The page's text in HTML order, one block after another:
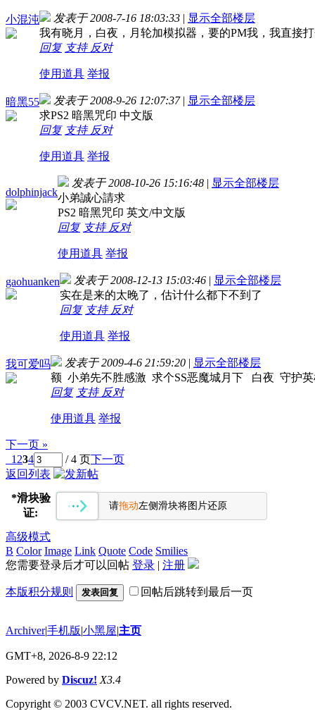
小混沌 发表于 2008-7-16 18:03:33 | 显示全部楼层
我有晓月，白夜，月轮加模拟器，要的PM我，我直接
回复 支持 反对
使用道具 举报
暗黑55 发表于 2008-9-26 12:07:37 | 显示全部楼层
求PS2 暗黑咒印 中文版
回复 支持 反对
使用道具 举报
dolphinjack
发表于 2008-10-26 15:16:48 | 显示全部楼层
小弟誠心請求
PS2 暗黑咒印 英文/中文版
回复 支持 反对
使用道具 举报
gaohuanken 发表于 2008-12-13 15:03:46 | 显示全部楼层
实在是来的太晚了，估计什么都下不到了
回复 支持 反对
使用道具 举报
我可爱吗 发表于 2009-4-6 21:59:20 | 显示全部楼层
额 小弟先不胜感激 求个SS恶魔城月下 白夜 守护
回复 支持 反对
使用道具 举报
下一页 »
1 234 / 4 页下一页
返回列表
*滑块验
证:
请拖动左侧滑块将图片还原
高级模式
B Color Image Link Quote Code Smilies
您需要登录后才可以回帖 登录 | 注册
本版积分规则 发表回复 回帖后跳转到最后一页
Archiver|手机版|小黑屋|主页
GMT+8, 2026-8-9 22:12
Powered by Discuz! X3.4
Copyright © 2003 CVCV.NET. all rights reserved.